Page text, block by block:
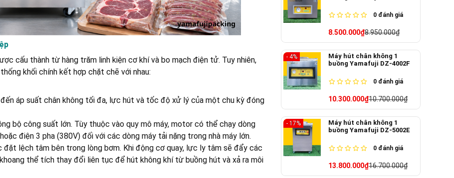
cấu thành từ hàng trăm linh kiện cơ khí và bo mạch điện tử. Tuy nhiên,
khối chính kết hợp chặt chẽ với nhau:
áp suất chân không tối đa, lực hút và tốc độ xử lý của một chu kỳ đóng
bộ công suất lớn. Tùy thuộc vào quy mô máy, motor có thể chạy dòng
điện 3 pha (380V) đối với các dòng máy tải nặng trong nhà máy lớn.
đặt lệch tâm bên trong lòng bơm. Khi động cơ quay, lực ly tâm sẽ đẩy các
thể tích thay đổi liên tục để hút không khí từ buồng hút và xả ra môi
0 đánh giá
8.500.000₫8.950.000₫
- 4%
Máy hút chân không 1
buồng Yamafuji DZ-4002F
0 đánh giá
10.300.000₫10.700.000₫
- 17%
Máy hút chân không 1
buồng Yamafuji DZ-5002E
0 đánh giá
13.800.000₫16.700.000₫